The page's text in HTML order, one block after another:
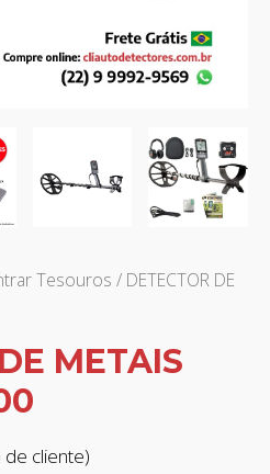
Tesouros / DETECTOR DE
METAIS
de cliente)